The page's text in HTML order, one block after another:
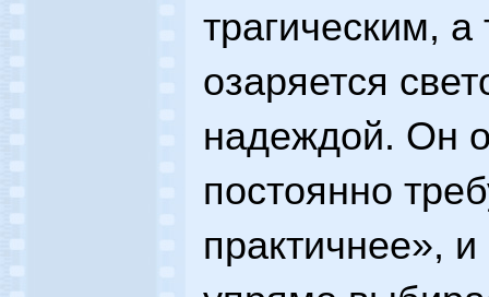
трагическим, а
озаряется
надеждой. Он
постоянно
практичнее»,